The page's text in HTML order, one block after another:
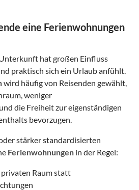
eine Ferienwohnungen
hat großen Einfluss
praktisch sich ein Urlaub anfühlt.
wird häufig von Reisenden gewählt,
weniger
die Freiheit zur eigenständigen
bevorzugen.
stärker standardisierten
Ferienwohnungen in der Regel:
Raum statt